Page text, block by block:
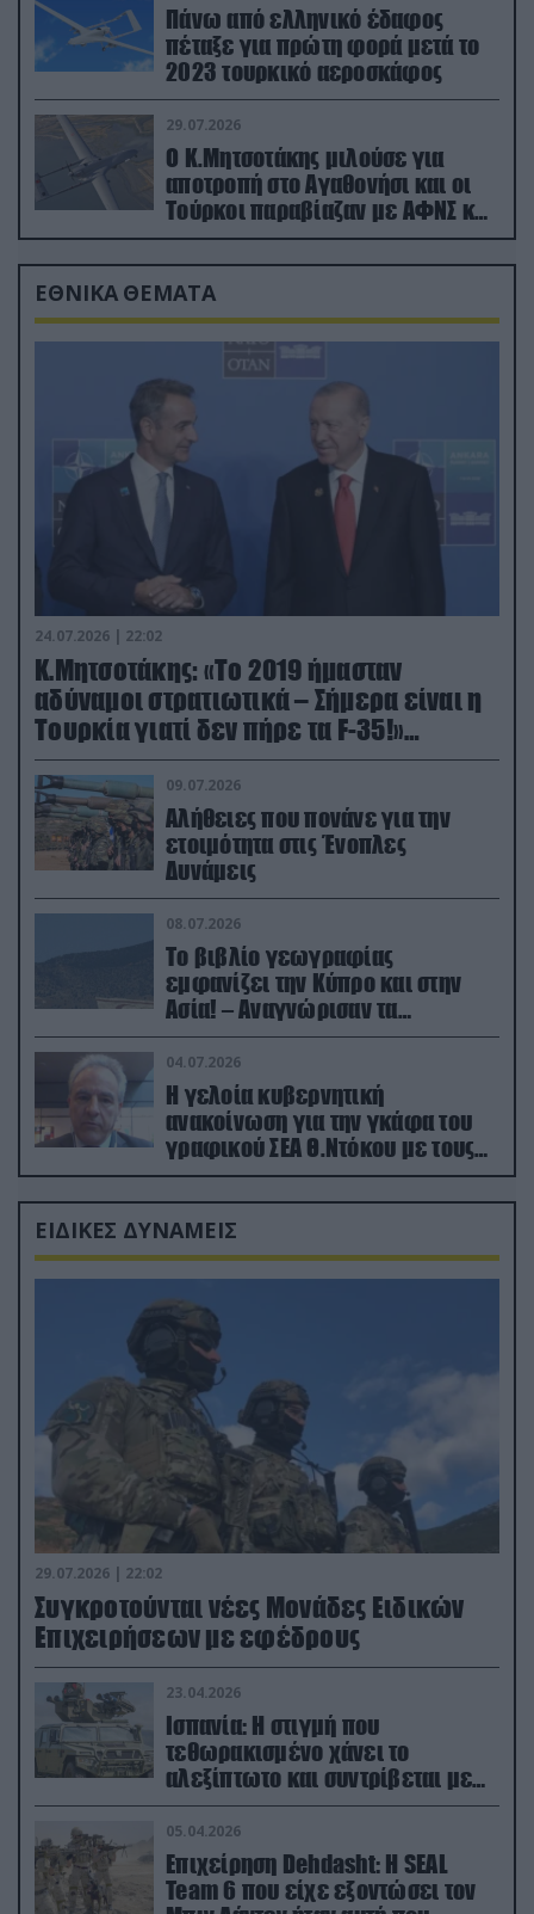
Πάνω από ελληνικό έδαφος
πέταξε για πρώτη φορά μετά το
2023 τουρκικό αεροσκάφος
29.07.2026
Ο Κ.Μητσοτάκης μιλούσε για
αποτροπή στο Αγαθονήσι και οι
Τούρκοι παραβίαζαν με ΑΦΝΣ και
drone
ΕΘΝΙΚΑ ΘΕΜΑΤΑ
24.07.2026 | 22:02
Κ.Μητσοτάκης: «Το 2019 ήμασταν
αδύναμοι στρατιωτικά – Σήμερα είναι η
Τουρκία γιατί δεν πήρε τα F-35!»
(βίντεο)
09.07.2026
Αλήθειες που πονάνε για την
ετοιμότητα στις Ένοπλες
Δυνάμεις
08.07.2026
Το βιβλίο γεωγραφίας
εμφανίζει την Κύπρο και στην
Ασία! – Αναγνώρισαν τα
κατεχόμενα; (φωτο)
04.07.2026
Η γελοία κυβερνητική
ανακοίνωση για την γκάφα του
γραφικού ΣΕΑ Θ.Ντόκου με τους
Ρώσους φαρσέρ
ΕΙΔΙΚΕΣ ΔΥΝΑΜΕΙΣ
29.07.2026 | 22:02
Συγκροτούνται νέες Μονάδες Ειδικών
Επιχειρήσεων με εφέδρους
23.04.2026
Ισπανία: Η στιγμή που
τεθωρακισμένο χάνει το
αλεξίπτωτο και συντρίβεται με
ορμή στο έδαφος (βίντεο)
05.04.2026
Επιχείρηση Dehdasht: Η SEAL
Team 6 που είχε εξοντώσει τον